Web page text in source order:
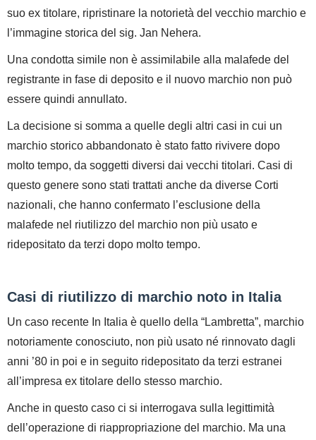
suo ex titolare, ripristinare la notorietà del vecchio marchio e
l’immagine storica del sig. Jan Nehera.
Una condotta simile non è assimilabile alla malafede del
registrante in fase di deposito e il nuovo marchio non può
essere quindi annullato.
La decisione si somma a quelle degli altri casi in cui un
marchio storico abbandonato è stato fatto rivivere dopo
molto tempo, da soggetti diversi dai vecchi titolari. Casi di
questo genere sono stati trattati anche da diverse Corti
nazionali, che hanno confermato l’esclusione della
malafede nel riutilizzo del marchio non più usato e
ridepositato da terzi dopo molto tempo.
Casi di riutilizzo di marchio noto in Italia
Un caso recente In Italia è quello della “Lambretta”, marchio
notoriamente conosciuto, non più usato né rinnovato dagli
anni ’80 in poi e in seguito ridepositato da terzi estranei
all’impresa ex titolare dello stesso marchio.
Anche in questo caso ci si interrogava sulla legittimità
dell’operazione di riappropriazione del marchio. Ma una